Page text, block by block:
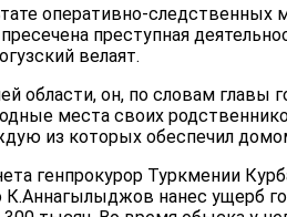
оперативно-следственных
преступная
велаят.
области, он, по словам главы
места своих
из которых обеспечил
генпрокурор Туркмении
нанес ущерб